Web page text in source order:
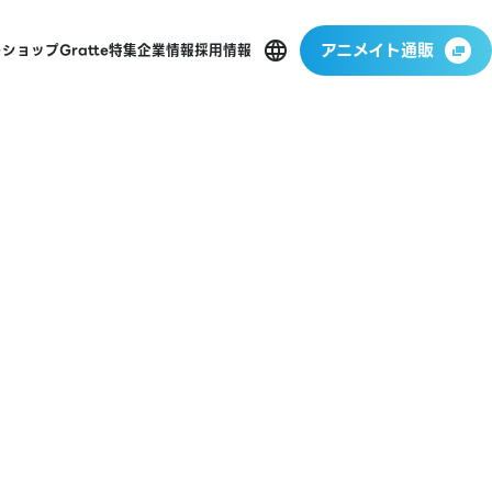
ョップGratte特集企業情報採用情報 アニメイト通販